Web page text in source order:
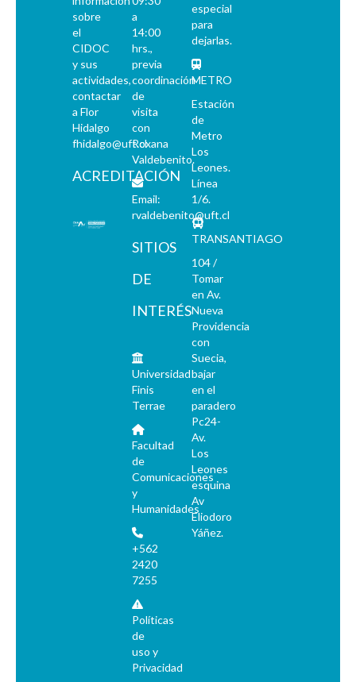
sobre
el
CIDOC
y sus
actividades,
contactar
a Flor
Hidalgo
fhidalgo@uft.cl
ACREDITACIÓN
a
14:00
hrs.,
previa
coordinación
de
visita
con
Roxana
Valdebenito.
Email:
rvaldebenito@uft.cl
SITIOS
DE
INTERÉS
Universidad
Finis
Terrae
Facultad
de
Comunicaciones
y
Humanidades
+562
2420
7255
Políticas
de
uso y
Privacidad
especial
para
dejarlas.
METRO
Estación
de
Metro
Los
Leones.
Línea
1/6.
TRANSANTIAGO
104 /
Tomar
en Av.
Nueva
Providencia
con
Suecia,
bajar
en el
paradero
Pc24-
Av.
Los
Leones
esquina
Av
Eliodoro
Yáñez.